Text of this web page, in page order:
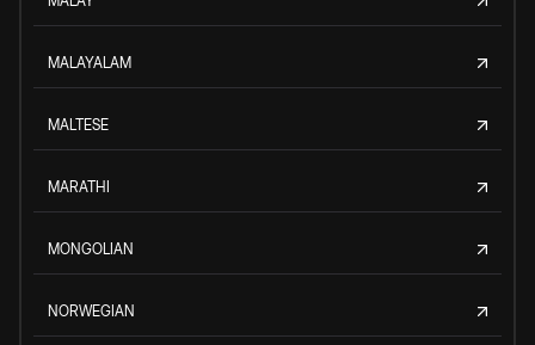
MALAYALAM
MALTESE
MARATHI
MONGOLIAN
NORWEGIAN